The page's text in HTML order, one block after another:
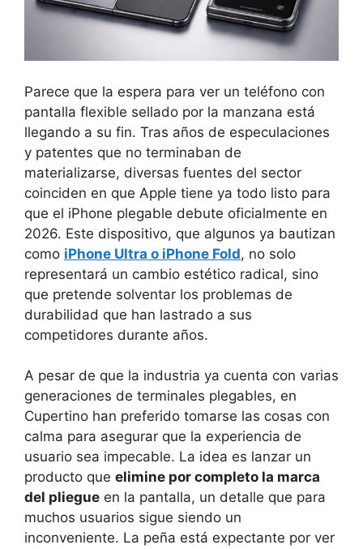
Parece que la espera para ver un teléfono con
pantalla flexible sellado por la manzana está
llegando a su fin. Tras años de especulaciones
y patentes que no terminaban de
materializarse, diversas fuentes del sector
coinciden en que Apple tiene ya todo listo para
que el iPhone plegable debute oficialmente en
2026. Este dispositivo, que algunos ya bautizan
como iPhone Ultra o iPhone Fold, no solo
representará un cambio estético radical, sino
que pretende solventar los problemas de
durabilidad que han lastrado a sus
competidores durante años.
A pesar de que la industria ya cuenta con varias
generaciones de terminales plegables, en
Cupertino han preferido tomarse las cosas con
calma para asegurar que la experiencia de
usuario sea impecable. La idea es lanzar un
producto que elimine por completo la marca
del pliegue en la pantalla, un detalle que para
muchos usuarios sigue siendo un
inconveniente. La peña está expectante por ver